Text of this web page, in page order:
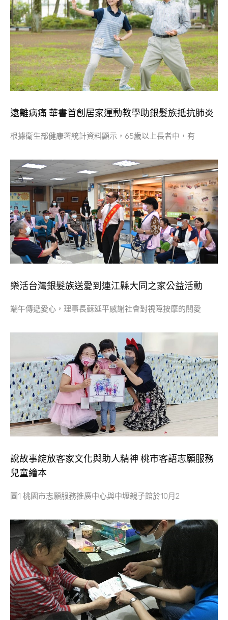
遠離病痛 華書首創居家運動教學助銀髮族抵抗肺炎
根據衛生部健康署統計資料顯示，65歲以上長者中，有
樂活台灣銀髮族送愛到連江縣大同之家公益活動
端午傳遞愛心，理事長蘇延平感謝社會對視障按摩的關愛
說故事綻放客家文化與助人精神 桃市客語志願服務
兒童繪本
圖1 桃園市志願服務推廣中心與中壢親子館於10月2